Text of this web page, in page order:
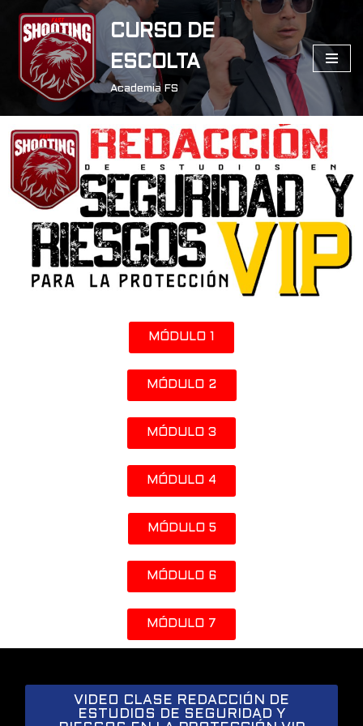
Saltar
contenido
CURSO DE
ESCOLTA
Academia FS
MÓDULO 1
MÓDULO 2
MÓDULO 3
MÓDULO 4
MÓDULO 5
MÓDULO 6
MÓDULO 7
VIDEO CLASE REDACCIÓN DE
ESTUDIOS DE SEGURIDAD Y